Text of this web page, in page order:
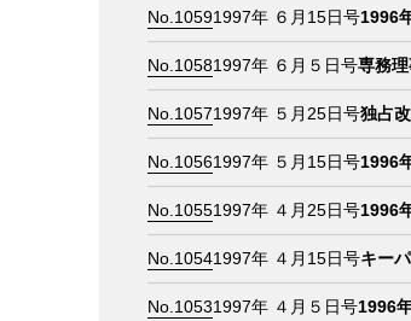
No.10591997年 ６月15日号1996
No.10581997年 ６月５日号専務
No.10571997年 ５月25日号独占
No.10561997年 ５月15日号1996
No.10551997年 ４月25日号1996
No.10541997年 ４月15日号キー
No.10531997年 ４月５日号1996